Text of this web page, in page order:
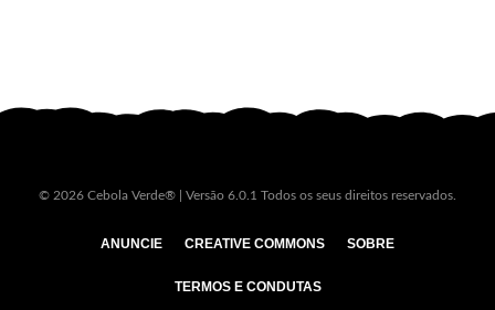
© 2026 Cebola Verde® | Versão 6.0.1 Todos os seus direitos reservados.
ANUNCIE CREATIVE COMMONS SOBRE
TERMOS E CONDUTAS